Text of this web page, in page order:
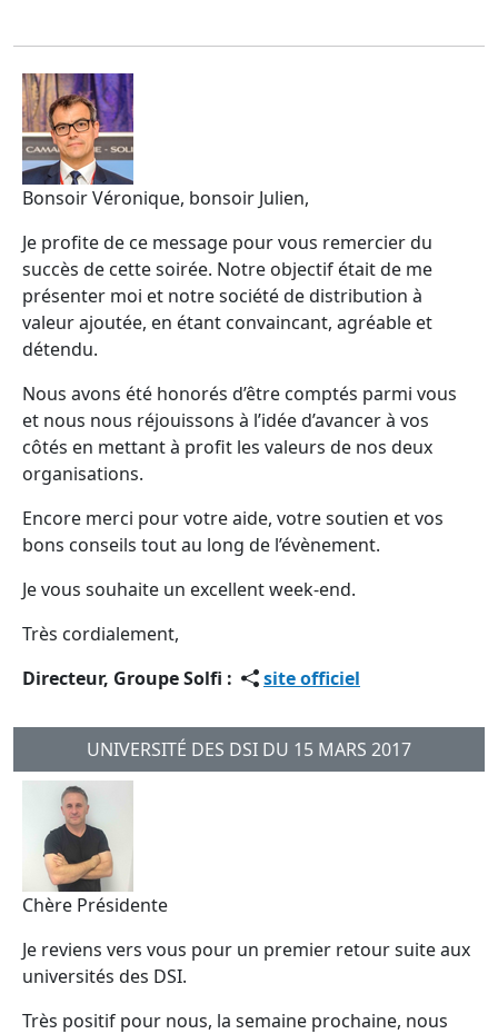
Bonsoir Véronique, bonsoir Julien,
Je profite de ce message pour vous remercier du
succès de cette soirée. Notre objectif était de me
présenter moi et notre société de distribution à
valeur ajoutée, en étant convaincant, agréable et
détendu.
Nous avons été honorés d’être comptés parmi vous
et nous nous réjouissons à l’idée d’avancer à vos
côtés en mettant à profit les valeurs de nos deux
organisations.
Encore merci pour votre aide, votre soutien et vos
bons conseils tout au long de l’évènement.
Je vous souhaite un excellent week-end.
Très cordialement,
Directeur, Groupe Solfi :
site officiel
UNIVERSITÉ DES DSI DU 15 MARS 2017
Chère Présidente
Je reviens vers vous pour un premier retour suite aux
universités des DSI.
Très positif pour nous, la semaine prochaine, nous